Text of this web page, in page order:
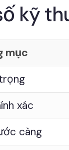
kỹ
mục
xác
càng